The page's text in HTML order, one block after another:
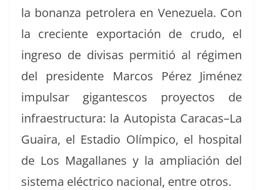
la bonan­za petrol­era en Venezuela. Con
la cre­ciente exportación de crudo, el
ingre­so de divisas per­mi­tió al rég­i­men
del pres­i­dente Mar­cos Pérez Jiménez
impul­sar gigan­tescos proyec­tos de
infraestruc­tura: la Autopista Caracas–La
Guaira, el Esta­dio Olímpi­co, el hos­pi­tal
de Los Mag­a­l­lanes y la ampliación del
sis­tema eléc­tri­co nacional, entre otros.